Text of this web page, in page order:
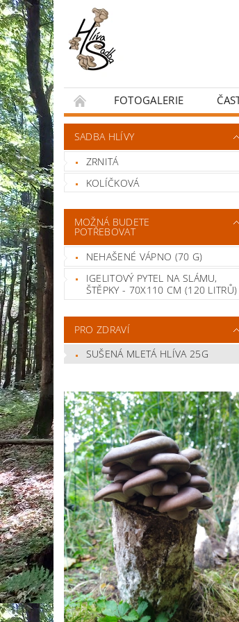
FOTOGALERIE
OBCHODNÍ PODMÍNKY
SADBA HLÍVY
ZRNITÁ
KOLÍČKOVÁ
MOŽNÁ BUDETE
POTŘEBOVAT
NEHAŠENÉ VÁPNO (70 G)
IGELITOVÝ PYTEL NA SLÁMU,
ŠTĚPKY - 70X110 CM (120 LITRŮ)
PRO ZDRAVÍ
SUŠENÁ MLETÁ HLÍVA 25G